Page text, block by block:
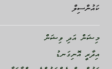
ކައުންސިލް
މިޝަން އަދި ވިޝަން
އިދާރީ އޮނިގަނޑު